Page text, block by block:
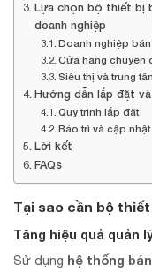
Lựa chọn bộ thiết bị
doanh nghiệp
Doanh nghiệp
Cửa hàng chuyên
Siêu thị và trung
Hướng dẫn lắp đặt
Quy trình lắp đặt
Bảo trì và cập
Lời kết
FAQs
Tại sao cần bộ
Tăng hiệu quả quản
Sử dụng hệ thống